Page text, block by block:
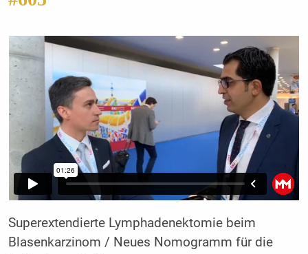
Superextendierte Lymphadenektomie beim
Blasenkarzinom / Neues Nomogramm für die